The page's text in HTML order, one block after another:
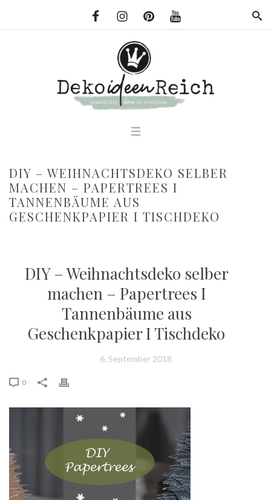
DIY – WEIHNACHTSDEKO SELBER
MACHEN – PAPERTREES I
TANNENBÄUME AUS
GESCHENKPAPIER I TISCHDEKO
DIY – Weihnachtsdeko selber
machen – Papertrees I
Tannenbäume aus
Geschenkpapier I Tischdeko
6. September 2018
0